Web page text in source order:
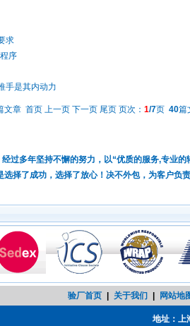
求
序
手是其内动力
文章 首页 上一页 下一页 尾页页次： 1/7页 40篇
多年坚持不懈的努力，以“优质的服务,专业的
择了成功，选择了放心！决不外包，为客户负
验厂首页 关于我们 网站地
地址：上